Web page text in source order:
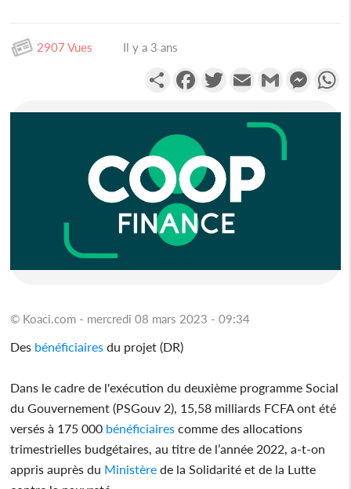
2907 Vues Il y a 3 ans
PartagerFacebookTwitterEmail Gmail
© Koaci.com - mercredi 08 mars 2023 - 09:34
Des bénéficiaires du projet (DR)
Dans le cadre de l'exécution du deuxième programme Social
du Gouvernement (PSGouv 2), 15,58 milliards FCFA ont été
versés à 175 000 bénéficiaires comme des allocations
trimestrielles budgétaires, au titre de l’année 2022, a-t-on
appris auprès du Ministère de la Solidarité et de la Lutte